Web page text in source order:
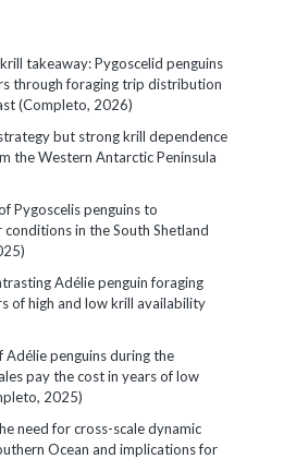
takeaway: Pygoscelid penguins
through foraging trip distribution
(Completo, 2026)
but strong krill dependence
the Western Antarctic Peninsula
Pygoscelis penguins to
in the South Shetland
Adélie penguin foraging
of high and low krill availability
penguins during the
pay the cost in years of low
2025)
need for cross-scale dynamic
Ocean and implications for